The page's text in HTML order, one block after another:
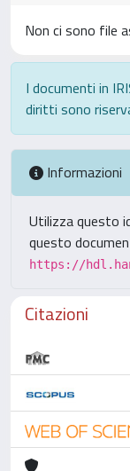
Non ci sono file
I documenti in
diritti sono
Informazioni
Utilizza questo
questo
https://
Citazioni